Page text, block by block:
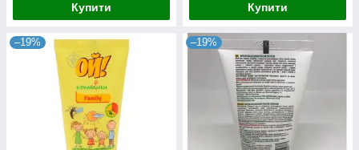
Купити Купити
–19% –19%